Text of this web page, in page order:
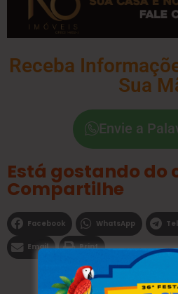
Receba
Sua
Envie a
Está gostando do
Compartilhe
Facebook WhatsApp
Email Print